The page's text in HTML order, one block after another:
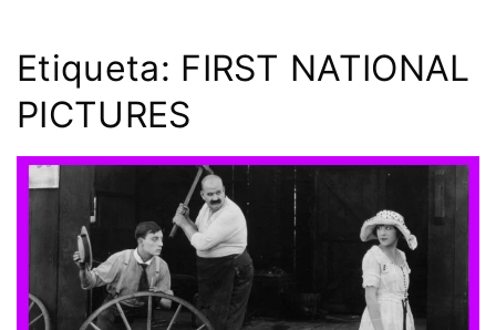
CINE DOCUMENTAL
CINE NEGRO / CRIMEN /
ESPIONAJE
COMEDIA
DRAMA
ÉPICO / MITOLÓGICO
EXPERIMENTOS
FANTÁSTICO
MUSICAL
BRASIL
CHILE
MÉXICO
INDIA
JAPÓN
EUROPA
ALEMANIA
BÉLGICA
ESPAÑA
FRANCIA
ITALIA
PAISES BAJOS
OCEANIA
TALLERES
ONLINE
FILM DOCTOR
SERVICIOS DE
DISEÑO WEB
CONTACTO
TARJETA
DIGITAL
IMPRESCINDIBLES
ANIME
🗨 CÓMICS
Etiqueta: FIRST NATIONAL
PICTURES